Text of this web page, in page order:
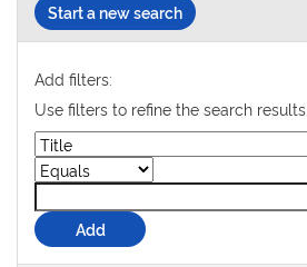
Start a new search
Add filters:
Use filters to refine the search results.